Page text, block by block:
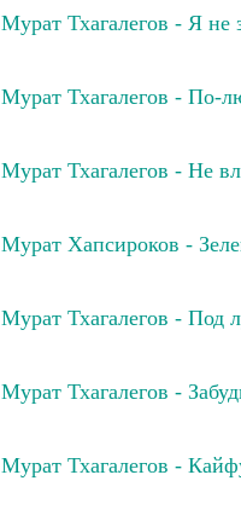
Мурат Тхагалегов - Я не
Мурат Тхагалегов - По-
Мурат Тхагалегов - Не
Мурат Хапсироков -
Мурат Тхагалегов - Под
Мурат Тхагалегов -
Мурат Тхагалегов -